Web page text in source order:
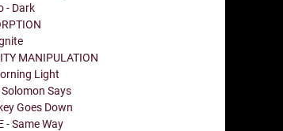
- Dark
MANIPULATION
Light
Says
Goes Down
- Same Way